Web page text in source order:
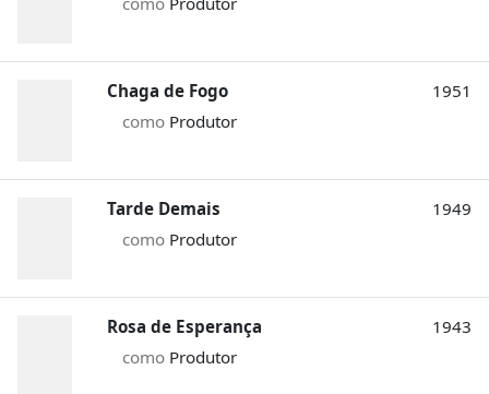
Chaga de Fogo
como Produtor
1951
Tarde Demais
como Produtor
1949
Rosa de Esperança
como Produtor
1943